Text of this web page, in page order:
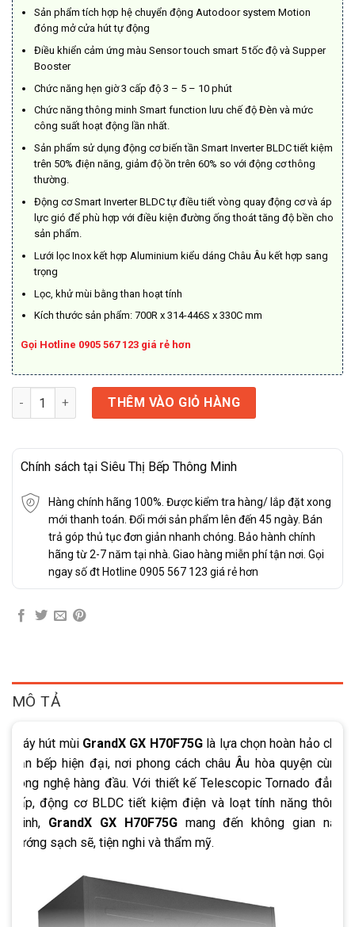
Sản phẩm tích hợp hệ chuyển động Autodoor system Motion
đóng mở cửa hút tự động
Điều khiển cảm ứng màu Sensor touch smart 5 tốc độ và Supper
Booster
Chức năng hẹn giờ 3 cấp độ 3 – 5 – 10 phút
Chức năng thông minh Smart function lưu chế độ Đèn và mức
công suất hoạt động lần nhất.
Sản phẩm sử dụng động cơ biến tần Smart Inverter BLDC tiết kiệm
trên 50% điện năng, giảm độ ồn trên 60% so với động cơ thông
thường.
Động cơ Smart Inverter BLDC tự điều tiết vòng quay động cơ và áp
lực gió để phù hợp với điều kiện đường ống thoát tăng độ bền cho
sản phẩm.
Lưới lọc Inox kết hợp Aluminium kiểu dáng Châu Âu kết hợp sang
trọng
Lọc, khử mùi bằng than hoạt tính
Kích thước sản phẩm: 700R x 314-446S x 330C mm
Gọi Hotline 0905 567 123 giá rẻ hơn
HÚT MÙI GRANDX H70F75G số lượng
THÊM VÀO GIỎ HÀNG
Chính sách tại Siêu Thị Bếp Thông Minh
Hàng chính hãng 100%. Được kiểm tra hàng/ lắp đặt xong
mới thanh toán. Đổi mới sản phẩm lên đến 45 ngày. Bán
trả góp thủ tục đơn giản nhanh chóng. Bảo hành chính
hãng từ 2-7 năm tại nhà. Giao hàng miễn phí tận nơi. Gọi
ngay số đt Hotline 0905 567 123 giá rẻ hơn
MÔ TẢ
Máy hút mùi GrandX GX H70F75Glà lựa chọn hoàn hảo cho
căn bếp hiện đại, nơi phong cách châu Âu hòa quyện cùng
công nghệ hàng đầu. Với thiết kế Telescopic Tornado đẳng
cấp, động cơ BLDC tiết kiệm điện và loạt tính năng thông
minh, GrandX GX H70F75Gmang đến không gian nấu
nướng sạch sẽ, tiện nghi và thẩm mỹ.